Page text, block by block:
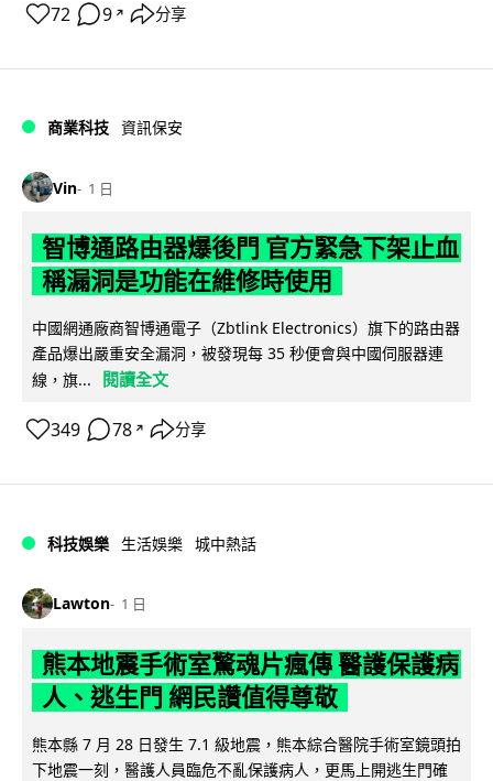
72 9 ↗ 分享
商業科技 資訊保安
Vin 1 日
智博通路由器爆後門 官方緊急下架止血
稱漏洞是功能在維修時使用
中國網通廠商智博通電子（Zbtlink Electronics）旗下的路由器
產品爆出嚴重安全漏洞，被發現每 35 秒便會與中國伺服器連
線，旗...
閱讀全文
349 78 ↗ 分享
科技娛樂 生活娛樂 城中熱話
Lawton 1 日
熊本地震手術室驚魂片瘋傳 醫護保護病
人、逃生門 網民讚值得尊敬
熊本縣 7 月 28 日發生 7.1 級地震，熊本綜合醫院手術室鏡頭拍
下地震一刻，醫護人員臨危不亂保護病人，更馬上開逃生門確